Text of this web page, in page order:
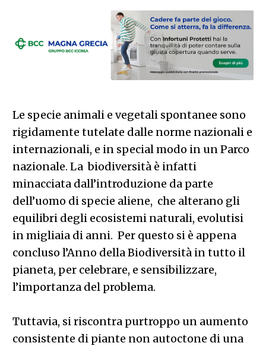
Le specie animali e vegetali spontanee sono
rigidamente tutelate dalle norme nazionali e
internazionali, e in special modo in un Parco
nazionale. La biodiversità è infatti
minacciata dall’introduzione da parte
dell’uomo di specie aliene, che alterano gli
equilibri degli ecosistemi naturali, evolutisi
in migliaia di anni. Per questo si è appena
concluso l’Anno della Biodiversità in tutto il
pianeta, per celebrare, e sensibilizzare,
l’importanza del problema.
Tuttavia, si riscontra purtroppo un aumento
consistente di piante non autoctone di una